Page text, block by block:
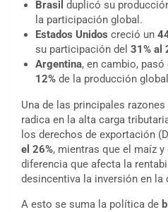
Brasil duplicó su
la participación global.
Estados Unidos creció un
su participación del 31% al
Argentina, en cambio, pasó
12% de la producción
Una de las principales
radica en la alta carga
los derechos de exportación
el 26%, mientras que el maíz
diferencia que afecta la
desincentiva la inversión en la
A esto se suma la política de